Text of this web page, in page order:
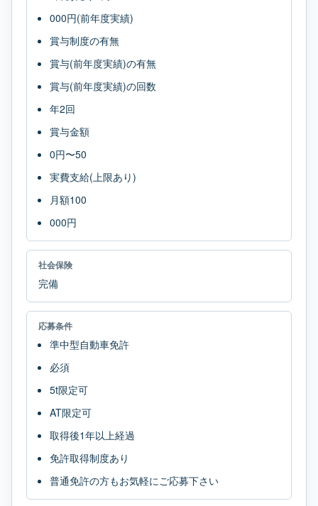
000円(前年度実績)
賞与制度の有無
賞与(前年度実績)の有無
賞与(前年度実績)の回数
年2回
賞与金額
0円〜50
実費支給(上限あり)
月額100
000円
社会保険
完備
応募条件
準中型自動車免許
必須
5t限定可
AT限定可
取得後1年以上経過
免許取得制度あり
普通免許の方もお気軽にご応募下さい